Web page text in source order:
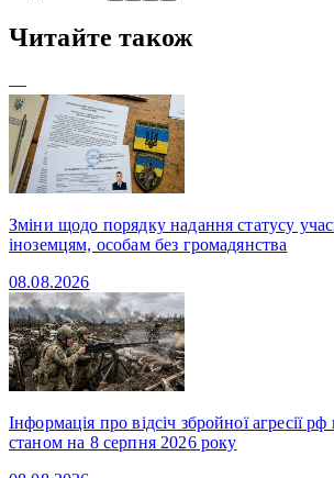
Читайте також
—
Зміни щодо порядку надання статусу
іноземцям, особам без громадянства
08.08.2026
Інформація про відсіч збройної агресії
станом на 8 серпня 2026 року